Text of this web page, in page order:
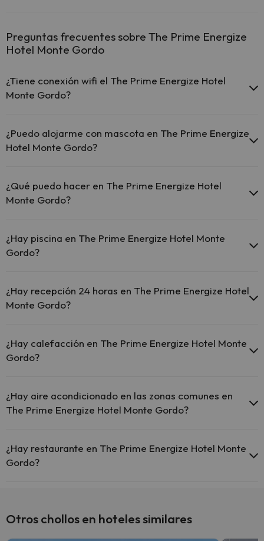
Preguntas frecuentes sobre The Prime Energize
Hotel Monte Gordo
¿Tiene conexión wifi el The Prime Energize Hotel
Monte Gordo?
gratuito en todo el hotel.
El The Prime Energize Hotel Monte Gordo ofrece Wi-Fi
¿Puedo alojarme con mascota en The Prime Energize
Hotel Monte Gordo?
mascotas.
¿Qué puedo hacer en The Prime Energize Hotel
Monte Gordo?
actividades (algunas pueden ser de pago).
¿Hay piscina en The Prime Energize Hotel Monte
Gordo?
servicio puede ser de pago) Aquí tienes más info sobre la piscina y
otras instalaciones.
¿Hay recepción 24 horas en The Prime Energize Hotel
Monte Gordo?
horas.
¿Hay calefacción en The Prime Energize Hotel Monte
Gordo?
zonas comunes.
¿Hay aire acondicionado en las zonas comunes en
The Prime Energize Hotel Monte Gordo?
en las zonas comunes.
¿Hay restaurante en The Prime Energize Hotel Monte
Gordo?
Otros chollos en hoteles similares